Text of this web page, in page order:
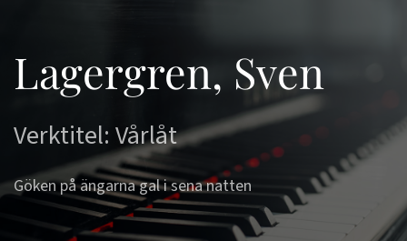
Lagergren, Sven
Verktitel: Vårlåt
Göken på ängarna gal i sena natten